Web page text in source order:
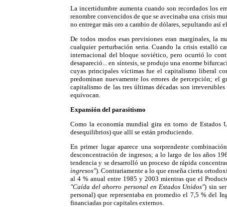
La incertidumbre aumenta cuando son recordados los
renombre convencidos de que se avecinaba una crisis
no entregar más oro a cambio de dólares, sepultando así
De todos modos esas previsiones eran marginales, la
cualquier perturbación seria. Cuando la crisis estalló
internacional del bloque soviético, pero ocurrió lo
desapareció... en síntesis, se produjo una enorme
cuyas principales víctimas fue el capitalismo liberal
predominan nuevamente los errores de percepción; el
capitalismo de las tres últimas décadas son
equivocan.
Expansión del parasitismo
Como la economía mundial gira en torno de Estados
desequilibrios) que allí se están produciendo.
En primer lugar aparece una sorprendente
desconcentración de ingresos; a lo largo de los años
tendencia y se desarrolló un proceso de rápida
ingresos"). Contrariamente a lo que enseña cierta
al 4 % anual entre 1985 y 2003 mientras que el
"Caída del ahorro personal en Estados Unidos") sin
personal) que representaba en promedio el 7,5 % del
financiadas por capitales externos.